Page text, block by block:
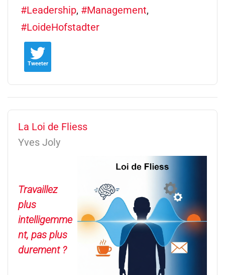
Leadership
Management
LoideHofstadter
Tweeter
La Loi de Fliess
Yves Joly
Travaillez
plus
intelligemme
nt, pas plus
durement ?